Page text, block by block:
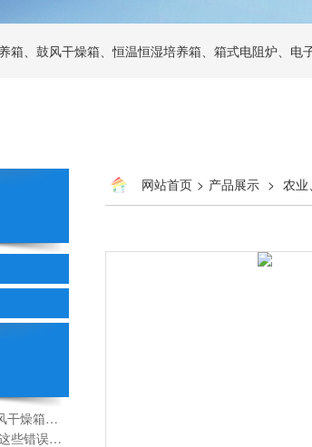
箱、鼓风干燥箱、恒温恒湿培养箱、箱式电阻炉、电
DGG-9000G系列电热恒温鼓风干燥箱使用说明书
想用好超声波分散机，须避免这些错误操作
网站首页 > 产品展示 > 农业